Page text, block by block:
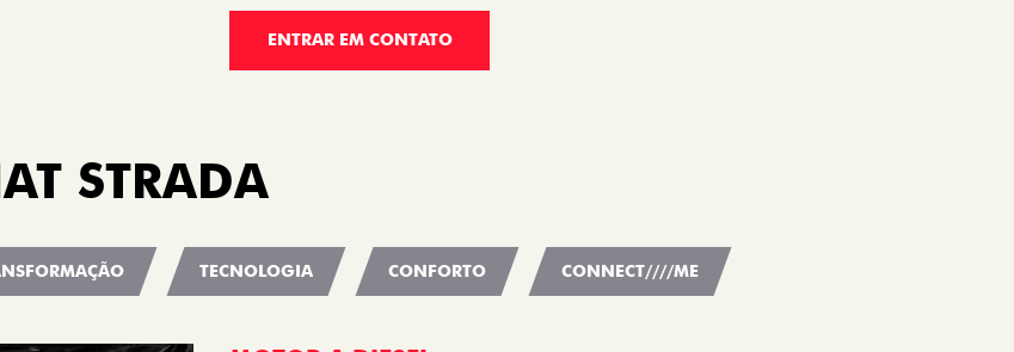
ENTRAR EM CONTATO
STRADA
TECNOLOGIA CONFORTO CONNECT////ME